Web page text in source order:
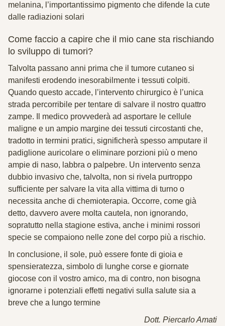
melanina, l’importantissimo pigmento che difende la cute
dalle radiazioni solari
Come faccio a capire che il mio cane sta rischiando
lo sviluppo di tumori?
Talvolta passano anni prima che il tumore cutaneo si
manifesti erodendo inesorabilmente i tessuti colpiti.
Quando questo accade, l’intervento chirurgico è l’unica
strada percorribile per tentare di salvare il nostro quattro
zampe. Il medico provvederà ad asportare le cellule
maligne e un ampio margine dei tessuti circostanti che,
tradotto in termini pratici, significherà spesso amputare il
padiglione auricolare o eliminare porzioni più o meno
ampie di naso, labbra o palpebre. Un intervento senza
dubbio invasivo che, talvolta, non si rivela purtroppo
sufficiente per salvare la vita alla vittima di turno o
necessita anche di chemioterapia. Occorre, come già
detto, davvero avere molta cautela, non ignorando,
sopratutto nella stagione estiva, anche i minimi rossori
specie se compaiono nelle zone del corpo più a rischio.
In conclusione, il sole, può essere fonte di gioia e
spensieratezza, simbolo di lunghe corse e giornate
giocose con il vostro amico, ma di contro, non bisogna
ignorarne i potenziali effetti negativi sulla salute sia a
breve che a lungo termine
Dott. Piercarlo Amati